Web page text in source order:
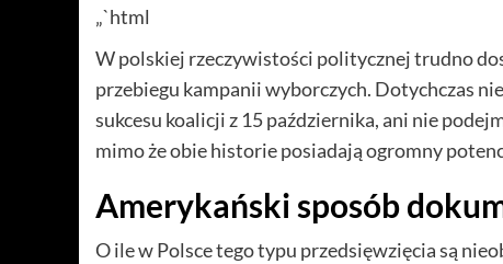
„`html
W polskiej rzeczywistości politycznej trudno
przebiegu kampanii wyborczych. Dotychczas
sukcesu koalicji z 15 października, ani nie
mimo że obie historie posiadają ogromny
Amerykański sposób
O ile w Polsce tego typu przedsięwzięcia są